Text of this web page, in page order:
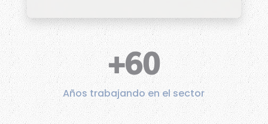
+60
Años trabajando en el sector